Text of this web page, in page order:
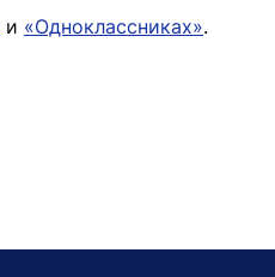
и «Одноклассниках».